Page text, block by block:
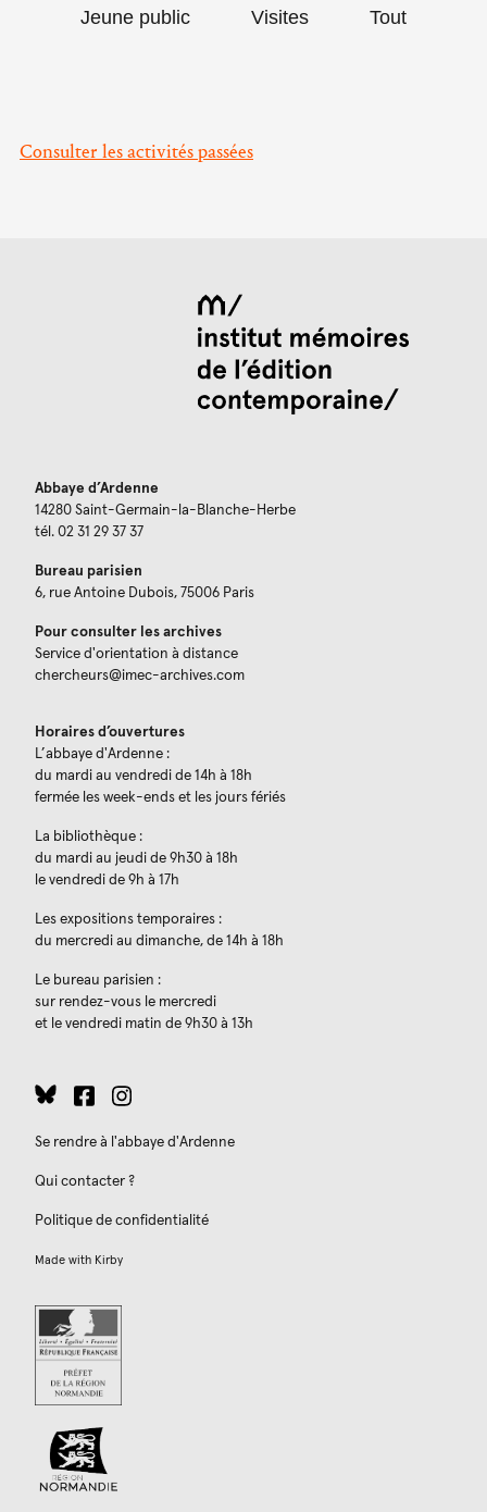
Jeune public
Visites Tout
Consulter les activités passées
Abbaye d’Ardenne
14280 Saint-Germain-la-Blanche-Herbe
tél. 02 31 29 37 37
Bureau parisien
6, rue Antoine Dubois, 75006 Paris
Pour consulter les archives
Service d'orientation à distance
chercheurs@imec-archives.com
Horaires d’ouvertures
L’abbaye d'Ardenne :
du mardi au vendredi de 14h à 18h
fermée les week-ends et les jours fériés
La bibliothèque :
du mardi au jeudi de 9h30 à 18h
le vendredi de 9h à 17h
Les expositions temporaires :
du mercredi au dimanche, de 14h à 18h
Le bureau parisien :
sur rendez-vous le mercredi
et le vendredi matin de 9h30 à 13h
Se rendre à l'abbaye d'Ardenne
Qui contacter ?
Politique de confidentialité
Made with Kirby